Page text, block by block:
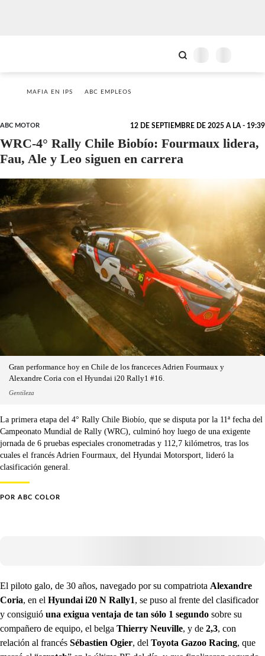
MAFIA EN IPS ABC EMPLEOS
ABC MOTOR 12 DE SEPTIEMBRE DE 2025 A LA - 19:39
WRC-4° Rally Chile Biobío: Fourmaux lidera,
Fau, Ale y Leo siguen en carrera
Gran performance hoy en Chile de los franceces Adrien Fourmaux y
Alexandre Coria con el Hyundai i20 Rally1 #16.
Gentileza
La primera etapa del 4° Rally Chile Biobío, que se disputa por la 11ª fecha del
Campeonato Mundial de Rally (WRC), culminó hoy luego de una exigente
jornada de 6 pruebas especiales cronometradas y 112,7 kilómetros, tras los
cuales el francés Adrien Fourmaux, del Hyundai Motorsport, lideró la
clasificación general.
POR ABC COLOR
El piloto galo, de 30 años, navegado por su compatriota Alexandre
Coria, en el Hyundai i20 N Rally1, se puso al frente del clasificador
y consiguió una exigua ventaja de tan sólo 1 segundo sobre su
compañero de equipo, el belga Thierry Neuville, y de 2,3, con
relación al francés Sébastien Ogier, del Toyota Gazoo Racing, que